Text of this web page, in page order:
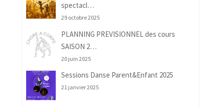
spectacl…
29 octobre 2025
PLANNING PREVISIONNEL des cours
SAISON 2…
20 juin 2025
Sessions Danse Parent&Enfant 2025
21 janvier 2025